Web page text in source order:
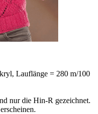
Lauflänge = 280 m/100
nur die Hin-R gezeichnet.